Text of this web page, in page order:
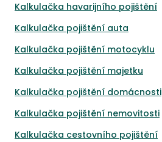
Kalkulačka havarijního pojištění
Kalkulačka pojištění auta
Kalkulačka pojištění motocyklu
Kalkulačka pojištění majetku
Kalkulačka pojištění domácnosti
Kalkulačka pojištění nemovitosti
Kalkulačka cestovního pojištění